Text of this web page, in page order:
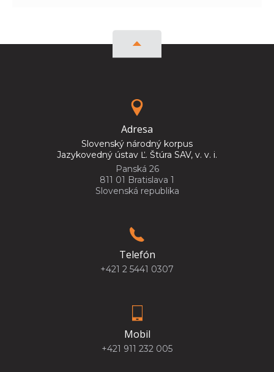
Adresa
Slovenský národný korpus
Jazykovedný ústav Ľ. Štúra SAV, v. v. i.
Panská 26
811 01 Bratislava 1
Slovenská republika
Telefón
+421 2 5441 0307
Mobil
+421 911 232 005